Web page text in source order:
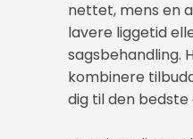
nettet, mens en
lavere liggetid
sagsbehandling.
kombinere
dig til den bedste